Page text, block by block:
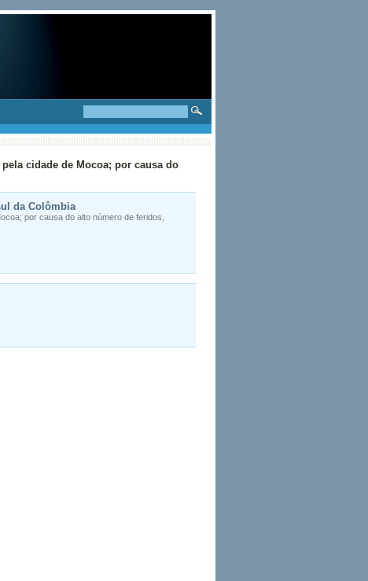
cidade de Mocoa; por causa do
da Colômbia
por causa do alto número de feridos,